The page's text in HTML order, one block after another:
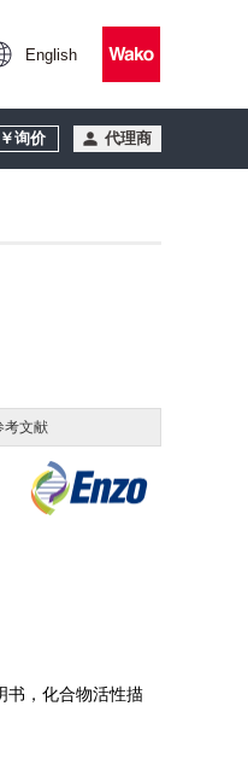
English
￥询价 代理商
考文献
书，化合物活性描